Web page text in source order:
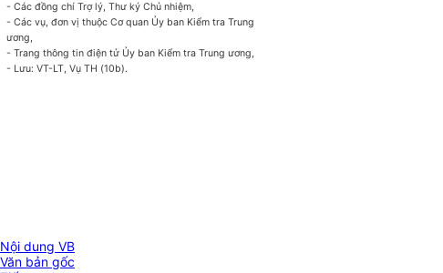
- Các đồng chí Trợ lý, Thư ký Chủ nhiệm,
- Các vụ, đơn vị thuộc Cơ quan Ủy ban Kiểm tra Trung
ương,
- Trang thông tin điện tử Ủy ban Kiểmtra Trung ương,
- Lưu: VT-LT, Vụ TH (10b).
Nội dung VB
Văn bản gốc